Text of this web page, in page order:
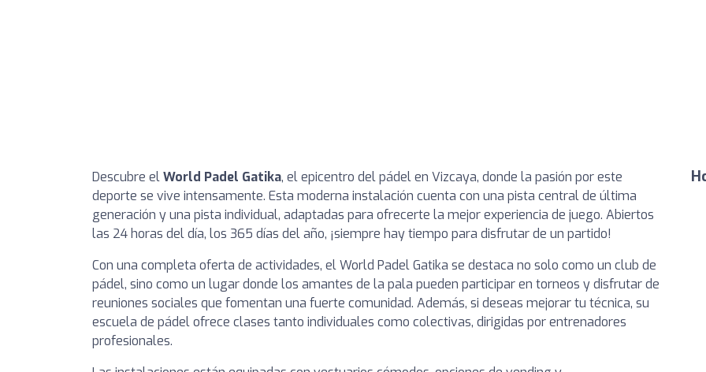
Descubre elWorld Padel Gatika, el epicentro del pádel en Vizcaya, donde la pasión por este
deporte se vive intensamente. Esta moderna instalación cuenta con una pista central de última
generación y una pista individual, adaptadas para ofrecerte la mejor experiencia de juego. Abiertos
las 24 horas del día, los 365 días del año, ¡siempre hay tiempo para disfrutar de un partido!
Con una completa oferta de actividades, el World Padel Gatika se destaca no solo como un club de
pádel, sino como un lugar donde los amantes de la pala pueden participar en torneos y disfrutar de
reuniones sociales que fomentan una fuerte comunidad. Además, si deseas mejorar tu técnica, su
escuela de pádel ofrece clases tanto individuales como colectivas, dirigidas por entrenadores
profesionales.